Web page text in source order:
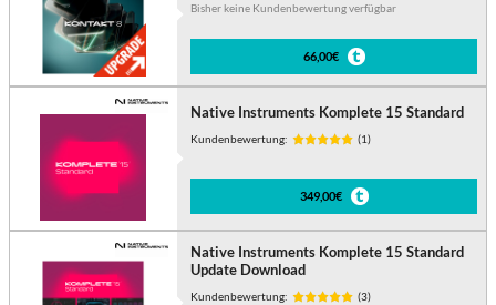
Bisher keine Kundenbewertung verfügbar
66,00€
Native Instruments Komplete 15 Standard
Kundenbewertung: (1)
349,00€
Native Instruments Komplete 15 Standard
Update Download
Kundenbewertung: (3)